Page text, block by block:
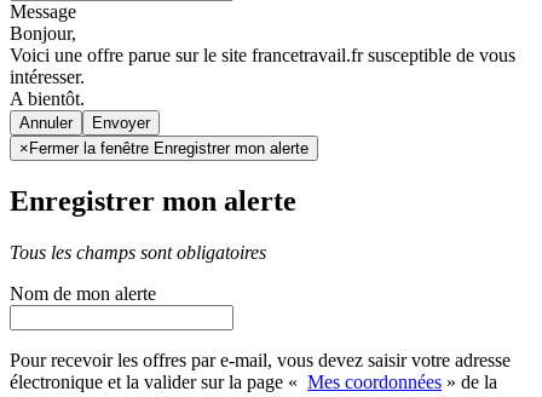
Message
Bonjour,
Voici une offre parue sur le site francetravail.fr susceptible de vous
intéresser.
A bientôt.
Annuler
× Fermer la fenêtre Enregistrer mon alerte
Enregistrer mon alerte
Tous les champs sont obligatoires
Nom de mon alerte
Pour recevoir les offres par e-mail, vous devez saisir votre adresse
électronique et la valider sur la page « Mes coordonnées » de la